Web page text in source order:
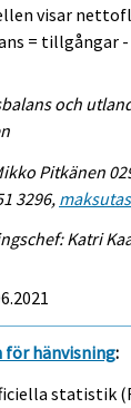
visar
= tillgångar
och
Pitkänen
3296,
Katri
hänvisning:
statistik